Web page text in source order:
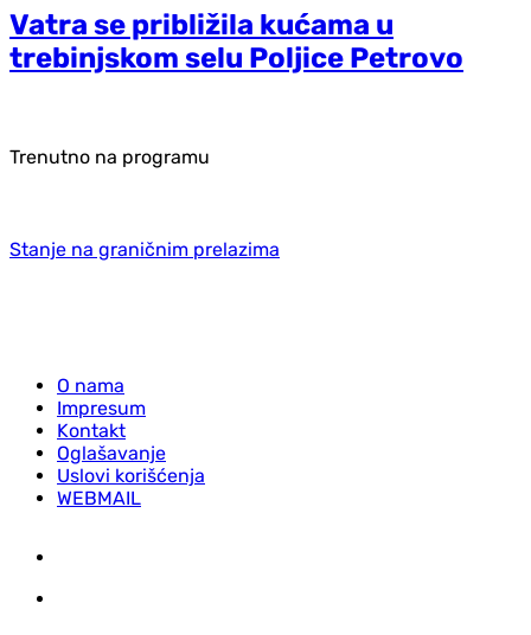
Vatra se približila kućama u
trebinjskom selu Poljice Petrovo
Trenutno na programu
Stanje na graničnim prelazima
O nama
Impresum
Kontakt
Oglašavanje
Uslovi korišćenja
WEBMAIL